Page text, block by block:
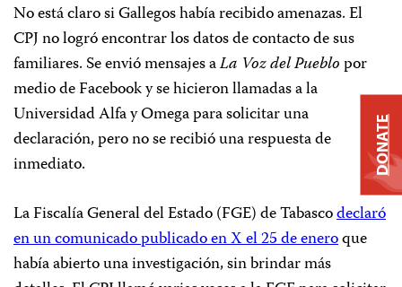
No está claro si Gallegos había recibido amenazas. El
CPJ no logró encontrar los datos de contacto de sus
familiares. Se envió mensajes aLa Voz del Pueblopor
medio de Facebook y se hicieron llamadas a la
Universidad Alfa y Omega para solicitar una
declaración, pero no se recibió una respuesta de
inmediato.
La Fiscalía General del Estado (FGE) de Tabascodeclaró
en un comunicado publicado en X el 25 de eneroque
había abierto una investigación, sin brindar más
DONATE